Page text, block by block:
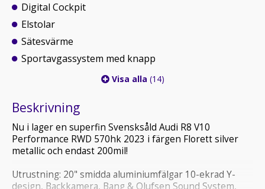
Digital Cockpit
Elstolar
Sätesvärme
Sportavgassystem med knapp
Visa alla (14)
Beskrivning
Nu i lager en superfin Svensksåld Audi R8 V10
Performance RWD 570hk 2023 i färgen Florett silver
metallic och endast 200mil!
Utrustning: 20" smidda aluminiumfälgar 10-ekrad Y-
design, Backkamera, Bang & Olufsen Sound System,